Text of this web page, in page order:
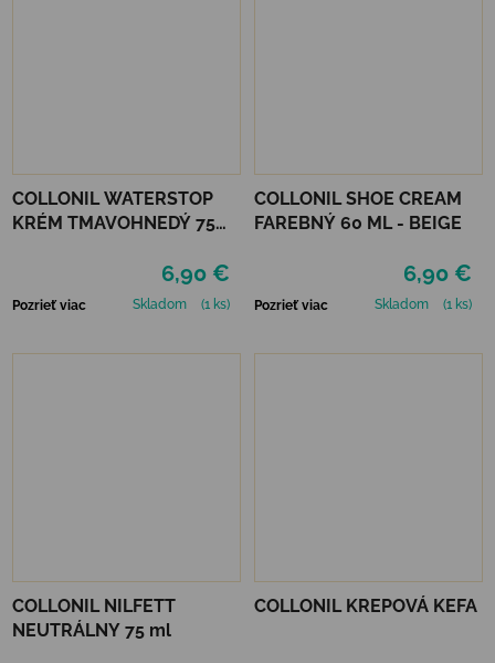
COLLONIL WATERSTOP
KRÉM TMAVOHNEDÝ 75
6,90 €
Pozrieť viac Skladom (1 ks)
COLLONIL SHOE CREAM
FAREBNÝ 60 ML - BEIGE
6,90 €
Pozrieť viac Skladom (1 ks)
COLLONIL NILFETT
NEUTRÁLNY 75 ml
COLLONIL KREPOVÁ KEFA